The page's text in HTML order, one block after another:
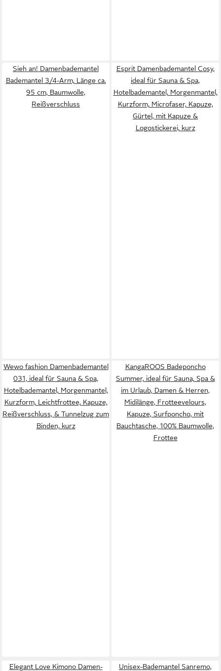
Sieh an! Damenbademantel
Bademantel 3/4-Arm, Länge ca.
95 cm, Baumwolle,
Reißverschluss
Esprit Damenbademantel Cosy,
ideal für Sauna & Spa,
Hotelbademantel, Morgenmantel,
Kurzform, Microfaser, Kapuze,
Gürtel, mit Kapuze &
Logostickerei, kurz
Wewo fashion Damenbademantel
031, ideal für Sauna & Spa,
Hotelbademantel, Morgenmantel,
Kurzform, Leichtfrottee, Kapuze,
Reißverschluss, & Tunnelzug zum
Binden, kurz
KangaROOS Badeponcho
Summer, ideal für Sauna, Spa &
im Urlaub, Damen & Herren,
Midilänge, Frotteevelours,
Kapuze, Surfponcho, mit
Bauchtasche, 100% Baumwolle,
Frottee
Elegant Love Kimono Damen-
Unisex-Bademantel Sanremo,